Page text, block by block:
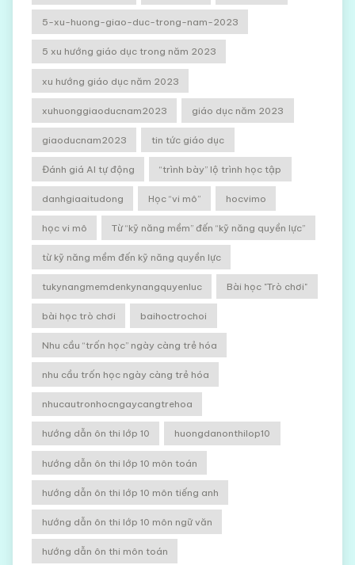
5-xu-huong-giao-duc-trong-nam-2023
5 xu hướng giáo dục trong năm 2023
xu hướng giáo dục năm 2023
xuhuonggiaoducnam2023 giáo dục năm 2023
giaoducnam2023 tin tức giáo dục
Đánh giá AI tự động “trình bày” lộ trình học tập
danhgiaaitudong Học “vi mô” hocvimo
học vi mô Từ “kỹ năng mềm” đến “kỹ năng quyền lực”
từ kỹ năng mềm đến kỹ năng quyền lực
tukynangmemdenkynangquyenluc Bài học "Trò chơi"
bài học trò chơi baihoctrochoi
Nhu cầu “trốn học” ngày càng trẻ hóa
nhu cầu trốn học ngày càng trẻ hóa
nhucautronhocngaycangtrehoa
hướng dẫn ôn thi lớp 10 huongdanonthilop10
hướng dẫn ôn thi lớp 10 môn toán
hướng dẫn ôn thi lớp 10 môn tiếng anh
hướng dẫn ôn thi lớp 10 môn ngữ văn
hướng dẫn ôn thi môn toán